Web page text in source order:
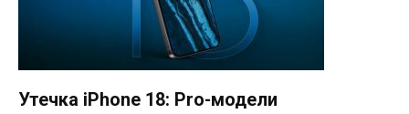
Утечка iPhone 18: Pro-модели